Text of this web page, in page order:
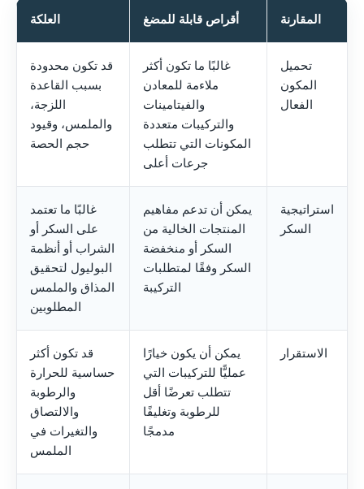
المقارنة أقراص قابلة للمضغ العلكة
تحميل
المكون
الفعال
غالبًا ما تكون أكثر
ملاءمة للمعادن
والفيتامينات
والتركيبات متعددة
المكونات التي تتطلب
جرعات أعلى
قد تكون محدودة
بسبب القاعدة
اللزجة،
والملمس، وقيود
حجم الحصة
استراتيجية
السكر
يمكن أن تدعم مفاهيم
المنتجات الخالية من
السكر أو منخفضة
السكر وفقًا لمتطلبات
التركيبة
غالبًا ما تعتمد
على السكر أو
الشراب أو أنظمة
البوليول لتحقيق
المذاق والملمس
المطلوبين
الاستقرار
يمكن أن يكون خيارًا
عمليًّا للتركيبات التي
تتطلب تعرضًا أقل
للرطوبة وتغليفًا
مدمجًا
قد تكون أكثر
حساسية للحرارة
والرطوبة
والالتصاق
والتغيرات في
الملمس